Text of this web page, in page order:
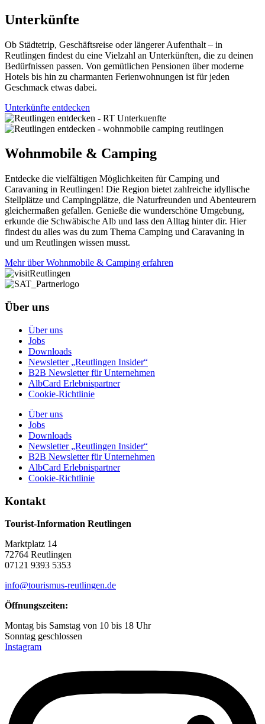
Unterkünfte
Ob Städtetrip, Geschäftsreise oder längerer Aufenthalt – in
Reutlingen findest du eine Vielzahl an Unterkünften, die zu deinen
Bedürfnissen passen. Von gemütlichen Pensionen über moderne
Hotels bis hin zu charmanten Ferienwohnungen ist für jeden
Geschmack etwas dabei.
Unterkünfte entdecken
Wohnmobile & Camping
Entdecke die vielfältigen Möglichkeiten für Camping und
Caravaning in Reutlingen! Die Region bietet zahlreiche idyllische
Stellplätze und Campingplätze, die Naturfreunden und Abenteurern
gleichermaßen gefallen. Genieße die wunderschöne Umgebung,
erkunde die Schwäbische Alb und lass den Alltag hinter dir. Hier
findest du alles was du zum Thema Camping und Caravaning in
und um Reutlingen wissen musst.
Mehr über Wohnmobile & Camping erfahren
Über uns
Über uns
Jobs
Downloads
Newsletter „Reutlingen Insider“
B2B Newsletter für Unternehmen
AlbCard Erlebnispartner
Cookie-Richtlinie
Über uns
Jobs
Downloads
Newsletter „Reutlingen Insider“
B2B Newsletter für Unternehmen
AlbCard Erlebnispartner
Cookie-Richtlinie
Kontakt
Tourist-Information Reutlingen
Marktplatz 14
72764 Reutlingen
07121 9393 5353
info@tourismus-reutlingen.de
Öffnungszeiten:
Montag bis Samstag von 10 bis 18 Uhr
Sonntag geschlossen
Instagram